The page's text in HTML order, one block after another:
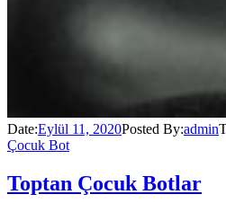
Date:Eylül 11, 2020Posted By:admin
Çocuk Bot
Toptan Çocuk Botlar